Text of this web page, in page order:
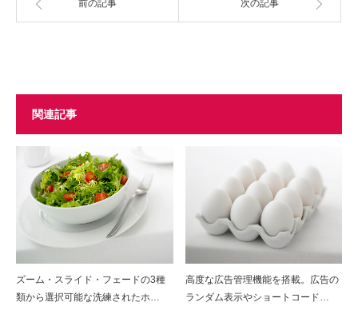
前の記事 次の記事
関連記事
ズーム・スライド・フェードの3種
類から選択可能な洗練されたホ…
高度な広告管理機能を搭載。広告の
ランダム表示やショートコード…